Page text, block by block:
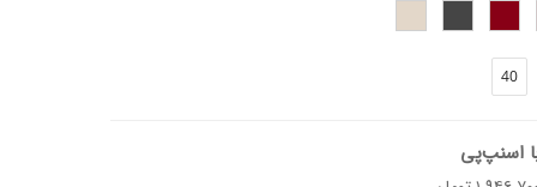
40
اسنپ‌پی